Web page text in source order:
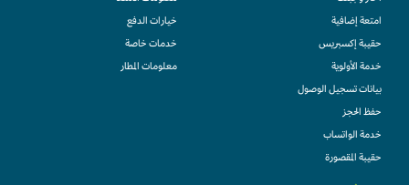
امتعة إضافية
حقيبة إكسبريس
خدمة الأولوية
بيانات تسجيل الوصول
حفظ الحجز
خدمة الواتساب
حقيبة المقصورة
خيارات الدفع
خدمات خاصة
معلومات المطار